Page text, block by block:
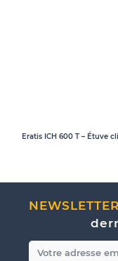
Eratis ICH 600 T – Étuve